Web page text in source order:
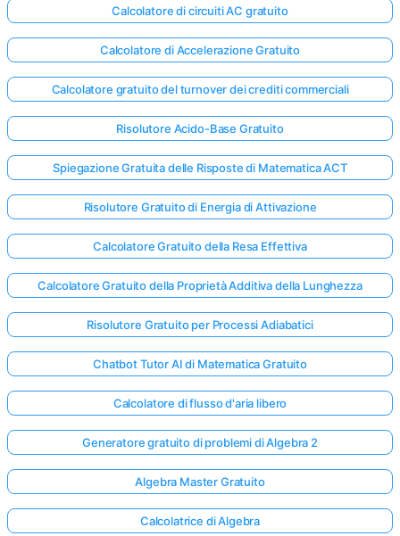
Calcolatore di circuiti AC gratuito
Calcolatore di Accelerazione Gratuito
Calcolatore gratuito del turnover dei crediti commerciali
Risolutore Acido-Base Gratuito
Spiegazione Gratuita delle Risposte di Matematica ACT
Risolutore Gratuito di Energia di Attivazione
Calcolatore Gratuito della Resa Effettiva
Calcolatore Gratuito della Proprietà Additiva della Lunghezza
Risolutore Gratuito per Processi Adiabatici
Chatbot Tutor AI di Matematica Gratuito
Calcolatore di flusso d'aria libero
Generatore gratuito di problemi di Algebra 2
Algebra Master Gratuito
Calcolatrice di Algebra